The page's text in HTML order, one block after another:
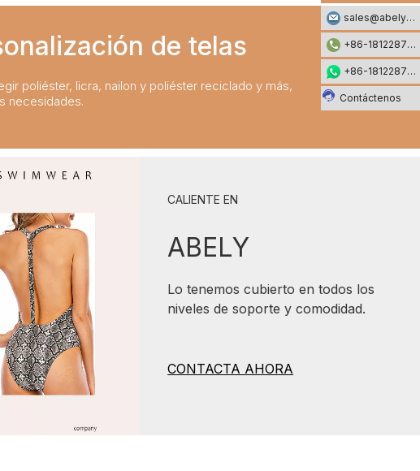
de telas
poliéster, licra, nailon y poliéster reciclado y más,
necesidades.
CALIENTE EN
ABELY
Lo tenemos cubierto en todos los
niveles de soporte y comodidad.
CONTACTA AHORA
sales@abelyfashion.com
+86-18122871002
+86-18122871002
Contáctenos